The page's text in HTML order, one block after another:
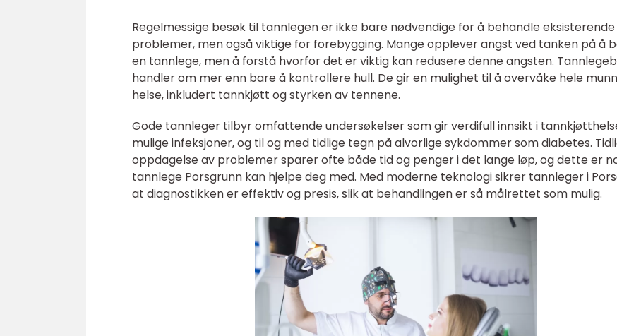
Regelmessige besøk til tannlegen er ikke bare nødvendige for å behandle eksisterende
problemer, men også viktige for forebygging. Mange opplever angst ved tanken på å
en tannlege, men å forstå hvorfor det er viktig kan redusere denne angsten.
handler om mer enn bare å kontrollere hull. De gir en mulighet til å overvåke hele
helse, inkludert tannkjøtt og styrken av tennene.
Gode tannleger tilbyr omfattende undersøkelser som gir verdifull innsikt i
mulige infeksjoner, og til og med tidlige tegn på alvorlige sykdommer som diabetes.
oppdagelse av problemer sparer ofte både tid og penger i det lange løp, og dette er
tannlege Porsgrunn kan hjelpe deg med. Med moderne teknologi sikrer tannleger i
at diagnostikken er effektiv og presis, slik at behandlingen er så målrettet som mulig.